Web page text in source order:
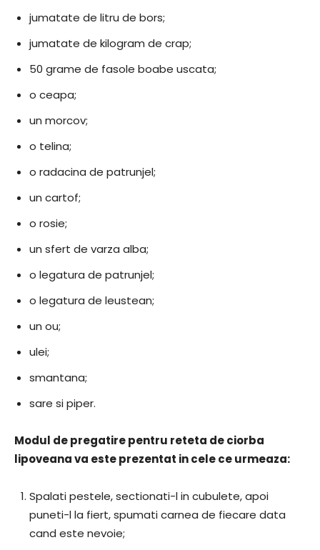
jumatate de litru de bors;
jumatate de kilogram de crap;
50 grame de fasole boabe uscata;
o ceapa;
un morcov;
o telina;
o radacina de patrunjel;
un cartof;
o rosie;
un sfert de varza alba;
o legatura de patrunjel;
o legatura de leustean;
un ou;
ulei;
smantana;
sare si piper.
Modul de pregatire pentru reteta de ciorba
lipoveana va este prezentat in cele ce urmeaza:
Spalati pestele, sectionati-l in cubulete, apoi
puneti-l la fiert, spumati carnea de fiecare data
cand este nevoie;